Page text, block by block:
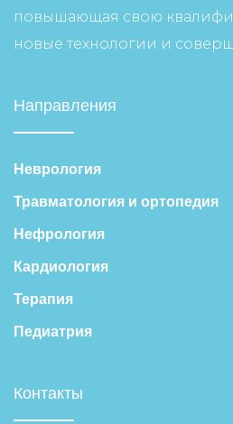
повышающая свою
новые технологии и
Направления
Неврология
Травматология и ортопедия
Нефрология
Кардиология
Терапия
Педиатрия
Контакты